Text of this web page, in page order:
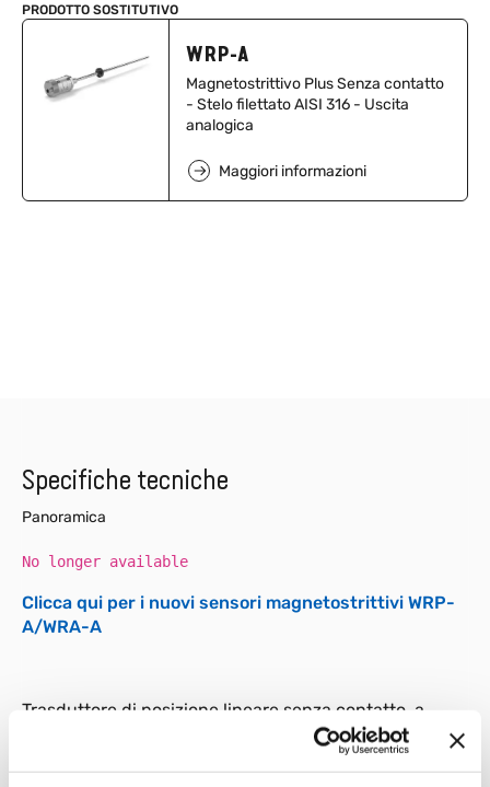
PRODOTTO SOSTITUTIVO
WRP-A
Magnetostrittivo Plus Senza contatto
- Stelo filettato AISI 316 - Uscita
analogica
Maggiori informazioni
Specifiche tecniche
Panoramica
No longer available
Clicca qui per i nuovi sensori magnetostrittivi WRP-
A/WRA-A
Trasduttore di posizione lineare senza contatto, a
L’interfaccia analogica, disponibile con diversi range